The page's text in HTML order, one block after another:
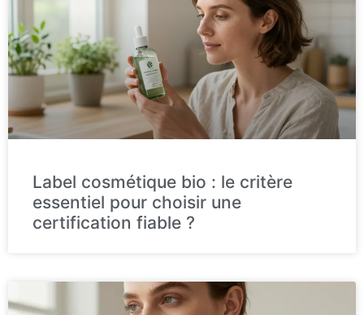
Label cosmétique bio : le critère
essentiel pour choisir une
certification fiable ?